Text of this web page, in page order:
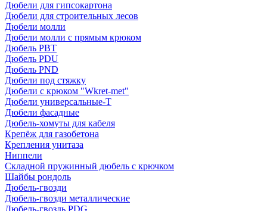
Дюбели для гипсокартона
Дюбели для строительных лесов
Дюбели молли
Дюбели молли с прямым крюком
Дюбель PBT
Дюбель PDU
Дюбель PND
Дюбели под стяжку
Дюбели с крюком "Wkret-met"
Дюбели универсальные-Т
Дюбели фасадные
Дюбель-хомуты для кабеля
Крепёж для газобетона
Крепления унитаза
Ниппели
Складной пружинный дюбель с крючком
Шайбы рондоль
Дюбель-гвозди
Дюбель-гвозди металлические
Дюбель-гвоздь PDG